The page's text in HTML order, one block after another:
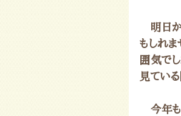
明日か
もしれま
囲気で
見てい
今年も